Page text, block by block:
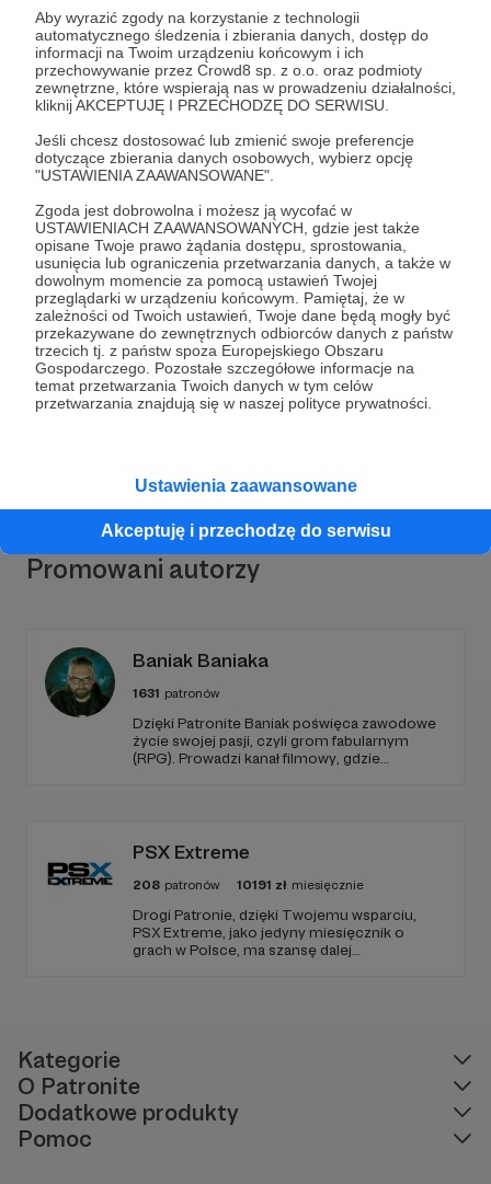
Aby wyrazić zgody na korzystanie z technologii
automatycznego śledzenia i zbierania danych, dostęp do
informacji na Twoim urządzeniu końcowym i ich
przechowywanie przez Crowd8 sp. z o.o. oraz podmioty
zewnętrzne, które wspierają nas w prowadzeniu działalności,
kliknij AKCEPTUJĘ I PRZECHODZĘ DO SERWISU.
Jeśli chcesz dostosować lub zmienić swoje preferencje
dotyczące zbierania danych osobowych, wybierz opcję
"USTAWIENIA ZAAWANSOWANE".
Zgoda jest dobrowolna i możesz ją wycofać w
USTAWIENIACH ZAAWANSOWANYCH, gdzie jest także
opisane Twoje prawo żądania dostępu, sprostowania,
usunięcia lub ograniczenia przetwarzania danych, a także w
dowolnym momencie za pomocą ustawień Twojej
przeglądarki w urządzeniu końcowym. Pamiętaj, że w
zależności od Twoich ustawień, Twoje dane będą mogły być
przekazywane do zewnętrznych odbiorców danych z państw
trzecich tj. z państw spoza Europejskiego Obszaru
Gospodarczego. Pozostałe szczegółowe informacje na
temat przetwarzania Twoich danych w tym celów
przetwarzania znajdują się w naszej polityce prywatności.
Ustawienia zaawansowane
Akceptuję i przechodzę do serwisu
Komentarz użytkownika
Odpowiedz
Dołącz do grona Patronów!
Wesprzyj działalność AutoraPsychologia Gier Wideo
już teraz!
Promowani autorzy
Baniak Baniaka
1631 patronów
Dzięki Patronite Baniak poświęca zawodowe
życie swojej pasji, czyli grom fabularnym
(RPG). Prowadzi kanał filmowy, gdzie
PSX Extreme
208 patronów 10191 zł miesięcznie
Drogi Patronie, dzięki Twojemu wsparciu,
PSX Extreme, jako jedyny miesięcznik o
grach w Polsce, ma szansę dalej
Kategorie
O Patronite
Dodatkowe produkty
Pomoc